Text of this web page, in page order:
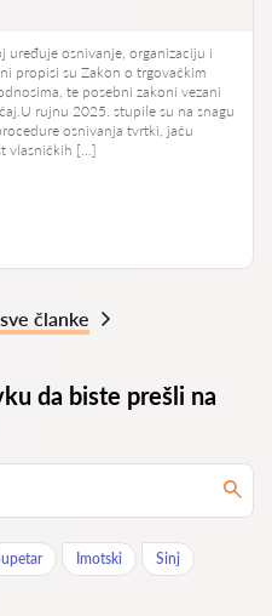
osnivanje, organizaciju i
propisi su Zakon o trgovačkim
te posebni zakoni vezani
rujnu 2025. stupile su na snagu
osnivanja tvrtki, jaču
vlasničkih […]
članke
da biste prešli na
Imotski Sinj